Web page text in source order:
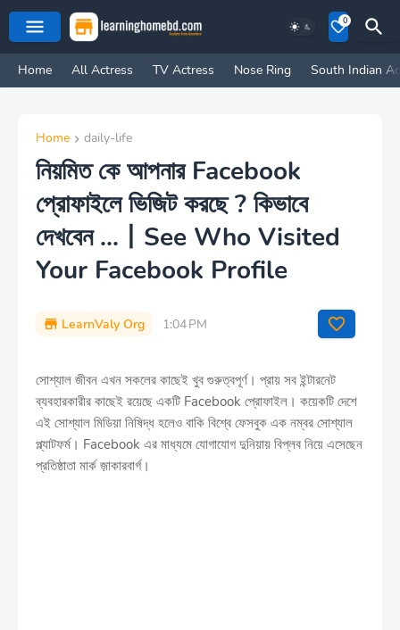
0
Home All Actress TV Actress Nose Ring South Indian
Home daily-life
নিয়মিত কে আপনার Facebook
প্রোফাইলে ভিজিট করছে ? কিভাবে
দেখবেন ...丨See Who Visited
Your Facebook Profile
LearnValy Org 1:04 PM
সোশ্যাল জীবন এখন সকলের কাছেই খুব গুরুত্বপূর্ণ। প্রায় সব ইন্টারনেট
ব্যবহারকারীর কাছেই রয়েছে একটি Facebook প্রোফাইল। কয়েকটি দেশে
এই সোশ্যাল মিডিয়া নিষিদ্ধ হলেও বাকি বিশ্বে ফেসবুক এক নম্বর সোশ্যাল
প্ল্যাটফর্ম। Facebook এর মাধ্যমে যোগাযোগ দুনিয়ায় বিপ্লব নিয়ে এসেছেন
প্রতিষ্ঠাতা মার্ক জ়াকারবার্গ।